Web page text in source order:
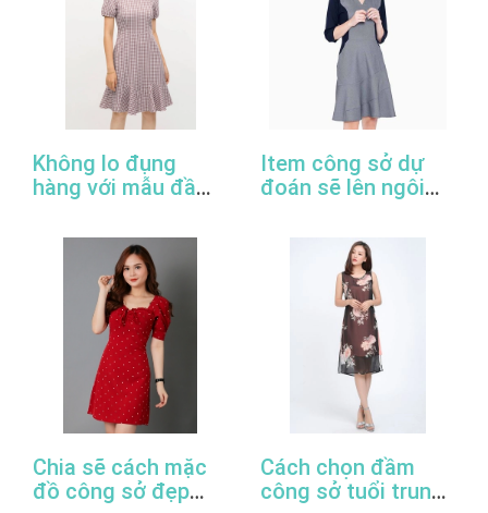
Không lo đụng
hàng với mẫu đầm
thanh lịch
Item công sở dự
đoán sẽ lên ngôi
Chia sẽ cách mặc
đồ công sở đẹp
Cách chọn đầm
công sở tuổi trung